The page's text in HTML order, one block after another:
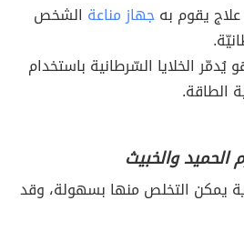
يقوم بهجهاز مناعة الشخص
يُدمّر الخلايا السّرطانية باستخدام
الطاقة.
الحميد والخبيث
يمكن التخلص منها بسهولة، وقد